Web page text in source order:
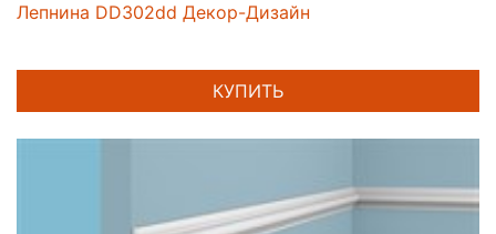
Лепнина DD302dd Декор-Дизайн
КУПИТЬ